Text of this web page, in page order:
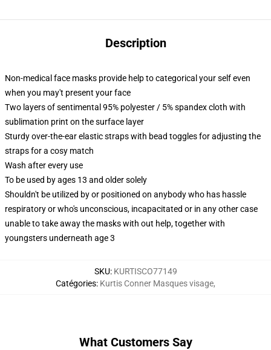
Description
Non-medical face masks provide help to categorical your self even
when you may't present your face
Two layers of sentimental 95% polyester / 5% spandex cloth with
sublimation print on the surface layer
Sturdy over-the-ear elastic straps with bead toggles for adjusting the
straps for a cosy match
Wash after every use
To be used by ages 13 and older solely
Shouldn't be utilized by or positioned on anybody who has hassle
respiratory or who's unconscious, incapacitated or in any other case
unable to take away the masks with out help, together with
youngsters underneath age 3
SKU: KURTISCO77149
Catégories: Kurtis Conner Masques visage,
What Customers Say